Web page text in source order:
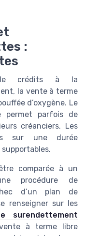
:
crédits à la
la vente à terme
d’oxygène. Le
permet parfois de
créanciers. Les
sur une durée
comparée à un
procédure de
d’un plan de
renseigner sur les
surendettement
à terme libre